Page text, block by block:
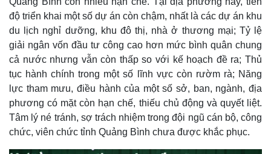
Thế giới
Quan sát
Cuộc sống đó đây
Hồ sơ
Multimedia
Video
Ảnh
E-Magazine
độ triển khai một số dự án còn chậm, nhất là các dự án khu
du lịch nghỉ dưỡng, khu đô thị, nhà ở thương mại; Tỷ lệ
giải ngân vốn đầu tư công cao hơn mức bình quân chung
cả nước nhưng vẫn còn thấp so với kế hoạch đề ra; Thủ
tục hành chính trong một số lĩnh vực còn rườm rà; Năng
lực tham mưu, điều hành của một số sở, ban, ngành, địa
phương có mặt còn hạn chế, thiếu chủ động và quyết liệt.
Tâm lý né tránh, sợ trách nhiệm trong đội ngũ cán bộ, công
chức, viên chức tỉnh Quảng Bình chưa được khắc phục.